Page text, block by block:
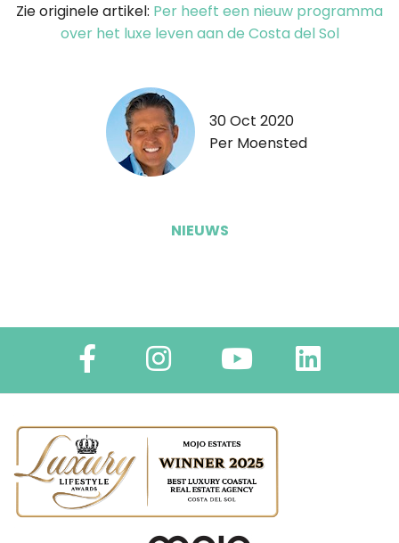
Zie originele artikel: Per heeft een nieuw programma
over het luxe leven aan de Costa del Sol
30 Oct 2020
Per Moensted
NIEUWS